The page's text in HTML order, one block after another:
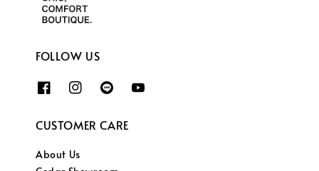
FOLLOW US
CUSTOMER CARE
About Us